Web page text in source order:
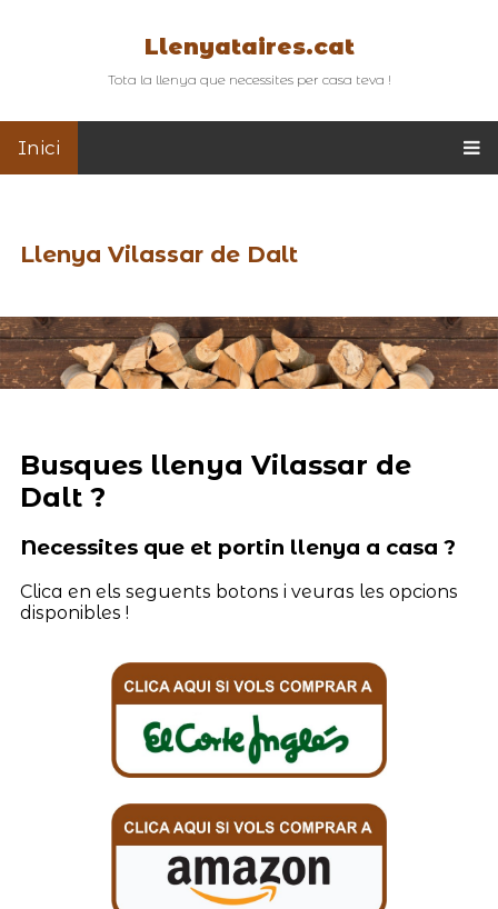
Llenyataires.cat
Tota la llenya que necessites per casa teva !
Inici
Llenya Vilassar de Dalt
Busques llenya Vilassar de
Dalt ?
Necessites que et portin llenya a casa ?
Clica en els seguents botons i veuras les opcions
disponibles !